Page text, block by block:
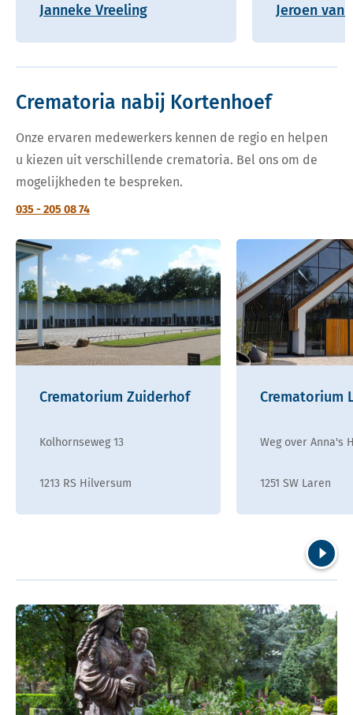
Janneke Vreeling Jeroen van
Crematoria nabij Kortenhoef
Onze ervaren medewerkers kennen de regio en helpen
u kiezen uit verschillende crematoria. Bel ons om de
mogelijkheden te bespreken.
035 - 205 08 74
Crematorium Zuiderhof
Kolhornseweg 13
1213 RS Hilversum
Crematorium
Weg over Anna's
1251 SW Laren